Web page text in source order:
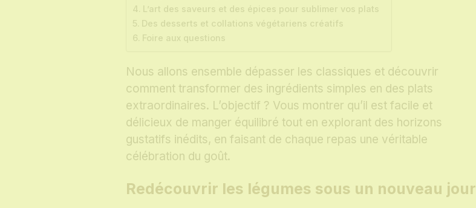
L’art des saveurs et des épices pour sublimer vos plats
Des desserts et collations végétariens créatifs
Foire aux questions
Nous allons ensemble dépasser les classiques et découvrir
comment transformer des ingrédients simples en des plats
extraordinaires. L’objectif ? Vous montrer qu’il est facile et
délicieux de manger équilibré tout en explorant des horizons
gustatifs inédits, en faisant de chaque repas une véritable
célébration du goût.
Redécouvrir les légumes sous un nouveau jour